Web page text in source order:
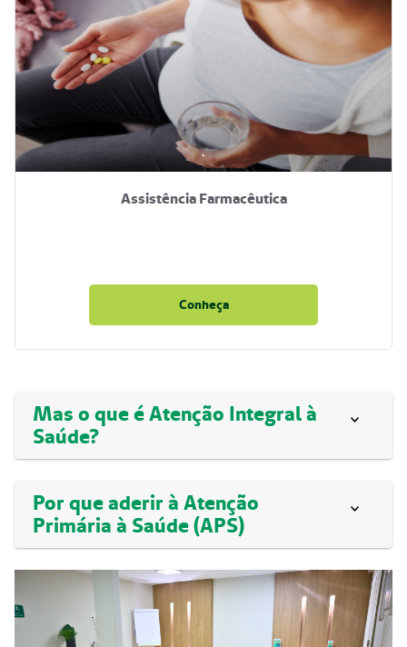
.
Assistência Farmacêutica
Conheça
Mas o que é Atenção Integral à
Saúde?
Por que aderir à Atenção
Primária à Saúde (APS)